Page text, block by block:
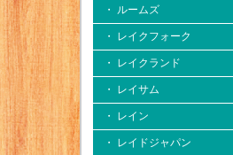
・ ルームズ
・ レイクフォーク
・ レイクランド
・ レイサム
・ レイン
・ レイドジャパン